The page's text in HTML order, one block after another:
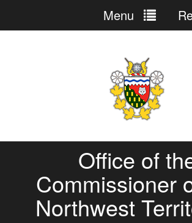
Office of
Commissioner
Northwest
Menu